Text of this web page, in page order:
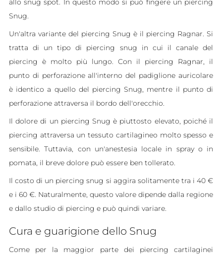
allo snug spot. In questo modo si può fingere un piercing
Snug.
Un'altra variante del piercing Snug è il piercing Ragnar. Si
tratta di un tipo di piercing snug in cui il canale del
piercing è molto più lungo. Con il piercing Ragnar, il
punto di perforazione all'interno del padiglione auricolare
è identico a quello del piercing Snug, mentre il punto di
perforazione attraversa il bordo dell'orecchio.
Il dolore di un piercing Snug è piuttosto elevato, poiché il
piercing attraversa un tessuto cartilagineo molto spesso e
sensibile. Tuttavia, con un'anestesia locale in spray o in
pomata, il breve dolore può essere ben tollerato.
Il costo di un piercing snug si aggira solitamente tra i 40 €
e i 60 €. Naturalmente, questo valore dipende dalla regione
e dallo studio di piercing e può quindi variare.
Cura e guarigione dello Snug
Come per la maggior parte dei piercing cartilaginei